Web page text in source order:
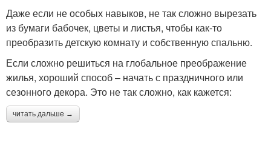
Даже если не особых навыков, не так сложно вырезать
из бумаги бабочек, цветы и листья, чтобы как-то
преобразить детскую комнату и собственную спальню.
Если сложно решиться на глобальное преображение
жилья, хороший способ – начать с праздничного или
сезонного декора. Это не так сложно, как кажется:
читать дальше →